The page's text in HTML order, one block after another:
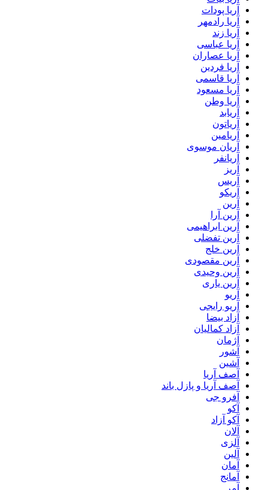
آریا پودات
آریا رادمهر
آریا زند
آریا عباسی
آریا عصاران
آریا فردین
آریا قاسمی
آریا مسعود
آریا وطن
آریابد
آریاتون
آریامین
آریان موسوی
آریانفر
آریز
آریس
آریکو
آرین
آرین آرا
آرین ابراهیمی
آرین تفضلی
آرین خلج
آرین مقصودی
آرین وحیدی
آرین یاری
آریو
آریو رایجی
آزاد بیضا
آزاد کمالیان
آژمان
آشور
آشین
آصف آریا
آصف آریا و پازل باند
آفرو جی
آکو
آکو آزاد
آلان
آلزی
آلین
آمان
آمانج
آمر